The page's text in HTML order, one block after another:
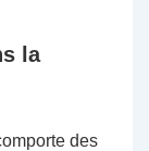
la
des